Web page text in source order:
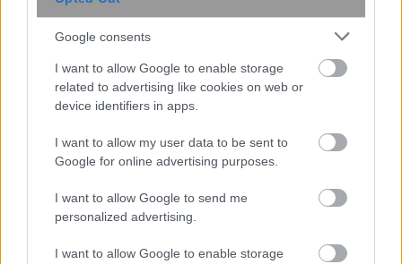
Google consents
I want to allow Google to enable storage
related to advertising like cookies on web or
device identifiers in apps.
I want to allow my user data to be sent to
Google for online advertising purposes.
I want to allow Google to send me
personalized advertising.
I want to allow Google to enable storage
Συμφωνία ελεύθερου εμπορίου
υπογράφουν Ε.Ε.- Ιαπωνία: Στέλνουν
ηχηρό μήνυμα κατά της πολιτικής Τραμπ